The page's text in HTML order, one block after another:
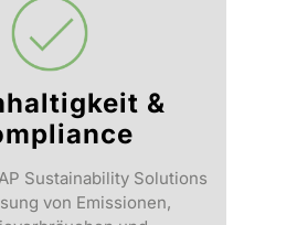
&
Sustainability Solutions
von Emissionen,